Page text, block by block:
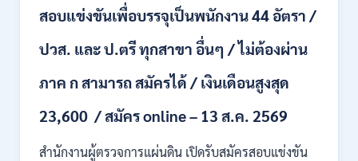
อัตรา
/
ป.ตรี
หลาย
+
เงิน
สูงสุด
สอบแข่งขันเพื่อบรรจุเป็นพนักงาน 44 อัตรา /
ปวส. และ ป.ตรี ทุกสาขา อื่นๆ / ไม่ต้องผ่าน
ภาค ก สามารถ สมัครได้ / เงินเดือนสูงสุด
23,600 / สมัคร online – 13 ส.ค. 2569
สำนักงานผู้ตรวจการแผ่นดิน เปิดรับสมัครสอบแข่งขัน